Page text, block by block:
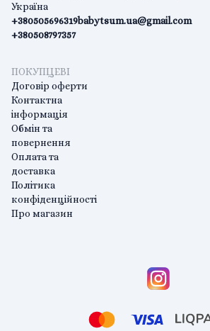
Україна
+380505696319
+380508797357
babytsum.ua@gmail.com
ПОКУПЦЕВІ
Договір оферти
Контактна
інформація
Обмін та
повернення
Оплата та
доставка
Політика
конфіденційності
Про магазин